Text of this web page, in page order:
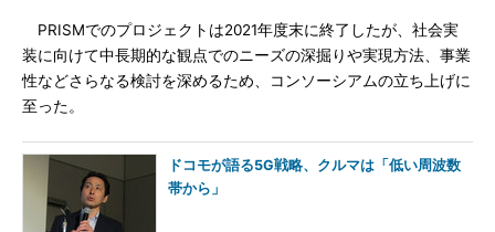
PRISMでのプロジェクトは2021年度末に終了したが、社会実
装に向けて中長期的な観点でのニーズの深掘りや実現方法、事業
性などさらなる検討を深めるため、コンソーシアムの立ち上げに
至った。
ドコモが語る5G戦略、クルマは「低い周波数
帯から」